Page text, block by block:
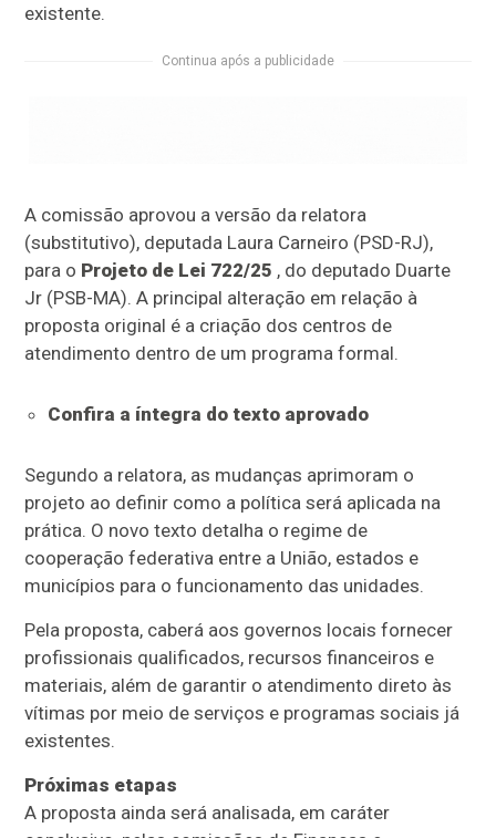
existente.
Continua após a publicidade
A comissão aprovou a versão da relatora
(substitutivo), deputada Laura Carneiro (PSD-RJ),
para o Projeto de Lei 722/25 , do deputado Duarte
Jr (PSB-MA). A principal alteração em relação à
proposta original é a criação dos centros de
atendimento dentro de um programa formal.
Confira a íntegra do texto aprovado
Segundo a relatora, as mudanças aprimoram o
projeto ao definir como a política será aplicada na
prática. O novo texto detalha o regime de
cooperação federativa entre a União, estados e
municípios para o funcionamento das unidades.
Pela proposta, caberá aos governos locais fornecer
profissionais qualificados, recursos financeiros e
materiais, além de garantir o atendimento direto às
vítimas por meio de serviços e programas sociais já
existentes.
Próximas etapas
A proposta ainda será analisada, em caráter